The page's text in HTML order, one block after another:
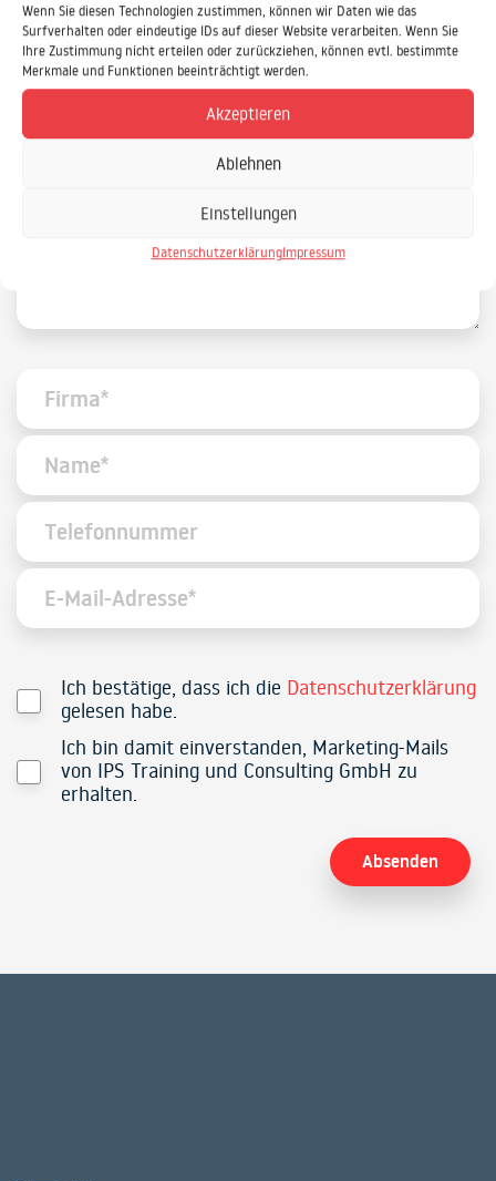
Wenn Sie diesen Technologien zustimmen, können wir Daten wie das
Surfverhalten oder eindeutige IDs auf dieser Website verarbeiten. Wenn Sie
Ihre Zustimmung nicht erteilen oder zurückziehen, können evtl. bestimmte
Merkmale und Funktionen beeinträchtigt werden.
Akzeptieren
Ablehnen
Einstellungen
DatenschutzerklärungImpressum
Daniel.Ewald@IPS-IT.de
IPS Training und Consulting GmbH
33605 Bielefeld
Ich bestätige, dass ich die Datenschutzerklärung
gelesen habe.
Ich bin damit einverstanden, Marketing-Mails
von IPS Training und Consulting GmbH zu
erhalten.